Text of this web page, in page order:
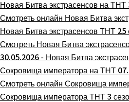
Новая Битва экстрасенсов на ТНТ
Смотреть онлайн Новая Битва
Новая Битва экстрасенсов ТНТ 25
Смотреть Новая Битва
30.05.2026 - Новая Битва
Сокровища императора на ТНТ
Смотреть онлайн Сокровища
Сокровища императора ТНТ 3